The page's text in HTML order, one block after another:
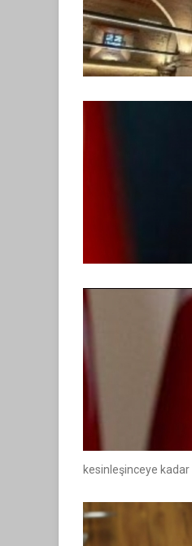
kesinleşinceye